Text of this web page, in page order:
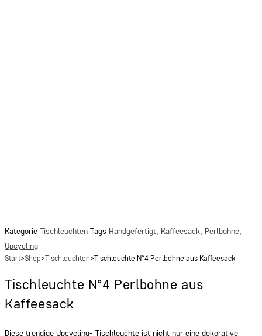
Kategorie Tischleuchten Tags Handgefertigt, Kaffeesack, Perlbohne,
Upcycling
Start>Shop> Tischleuchten> Tischleuchte N°4 Perlbohne aus Kaffeesack
Tischleuchte N°4 Perlbohne aus
Kaffeesack
Diese trendige Upcycling- Tischleuchte ist nicht nur eine dekorative